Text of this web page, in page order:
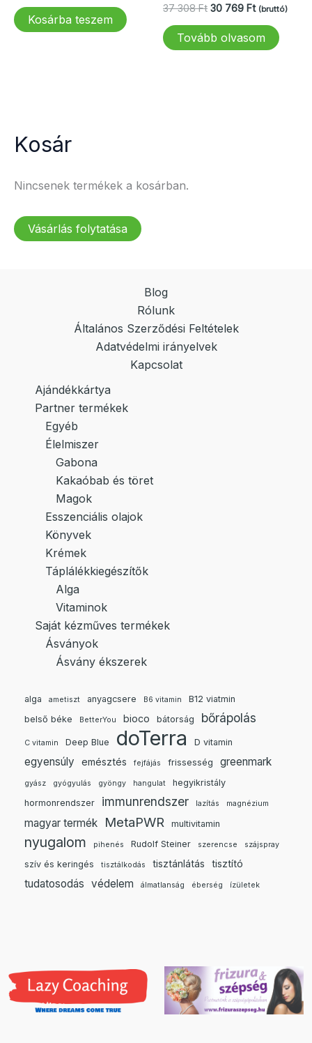
was:
34
28
Kosárba teszem
37 308Ft Original
was:
37
30 769 FtCurrent
30
(bruttó)
Tovább olvasom
Kosár
Nincsenek termékek a kosárban.
Vásárlás folytatása
Blog
Rólunk
Általános Szerződési Feltételek
Adatvédelmi irányelvek
Kapcsolat
Ajándékkártya
Partner termékek
Egyéb
Élelmiszer
Gabona
Kakaóbab és töret
Magok
Esszenciális olajok
Könyvek
Krémek
Táplálékkiegészítők
Alga
Vitaminok
Saját kézműves termékek
Ásványok
Ásvány ékszerek
alga ametiszt anyagcsere B6 vitamin
B12 viatmin
belső béke
BetterYou bioco bátorság bőrápolás
C vitamin Deep Blue doTerra D vitamin
egyensúly emésztés fejfájás frissesség greenmark
gyász gyógyulás gyöngy hangulat
hegyikristály
hormonrendszer
immunrendszer lazítás magnézium
magyar termék MetaPWR multivitamin
nyugalom pihenés Rudolf Steiner szerencse szájspray
szív és keringés tisztálkodás tisztánlátás tisztító
tudatosodás védelem álmatlanság éberség ízületek